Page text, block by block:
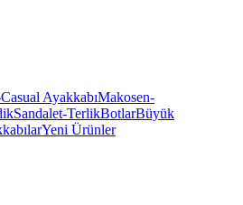
AyakkabıMakosen-
Sandalet-TerlikBotlarBüyük
Yeni Ürünler